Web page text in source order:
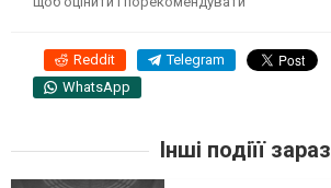
Reddit Telegram
WhatsApp
Інші подіїї зараз